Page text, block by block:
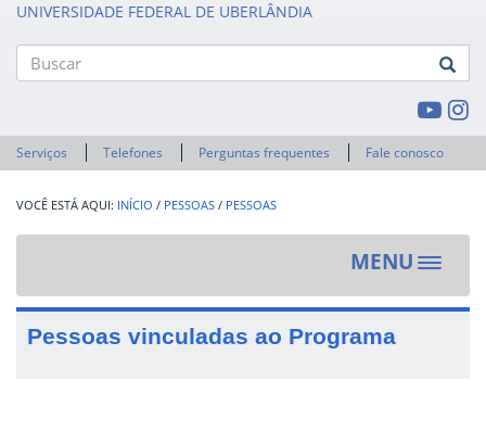
UNIVERSIDADE FEDERAL DE UBERLÂNDIA
Serviços Telefones Perguntas frequentes Fale conosco
INÍCIO / PESSOAS / PESSOAS
MENU
Toggle
Pessoas vinculadas ao Programa